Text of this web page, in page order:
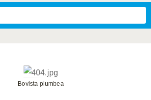
Bovista plumbea